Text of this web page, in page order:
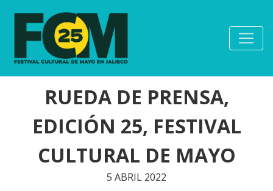
RUEDA DE PRENSA,
EDICIÓN 25, FESTIVAL
CULTURAL DE MAYO
5 ABRIL 2022